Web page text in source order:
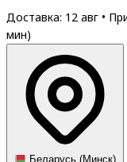
Доставка: 12 авг •
мин)
Беларусь (Минск)